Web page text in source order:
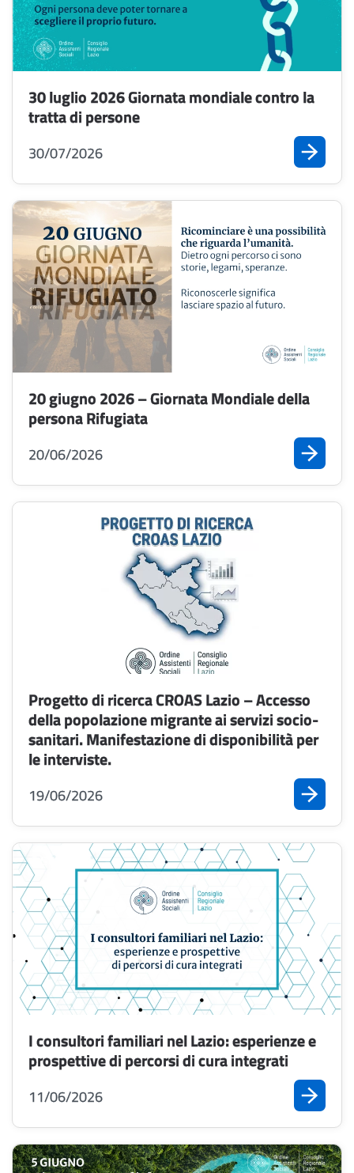
30 luglio 2026 Giornata mondiale contro la
tratta di persone
30/07/2026
20 giugno 2026 – Giornata Mondiale della
persona Rifugiata
20/06/2026
Progetto di ricerca CROAS Lazio – Accesso
della popolazione migrante ai servizi socio-
sanitari. Manifestazione di disponibilità per
le interviste.
19/06/2026
I consultori familiari nel Lazio: esperienze e
prospettive di percorsi di cura integrati
11/06/2026